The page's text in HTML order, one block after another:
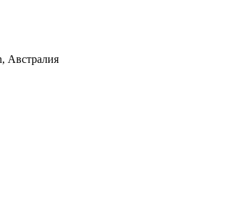
Австралия